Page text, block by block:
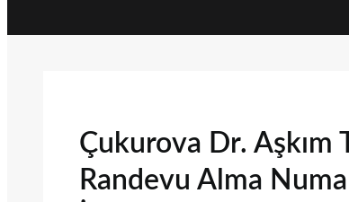
Çukurova Dr.
Randevu Alma